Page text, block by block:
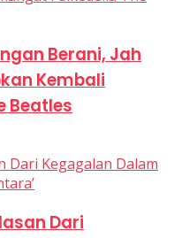
Berani, Jah
Kembali
Beatles
Dari